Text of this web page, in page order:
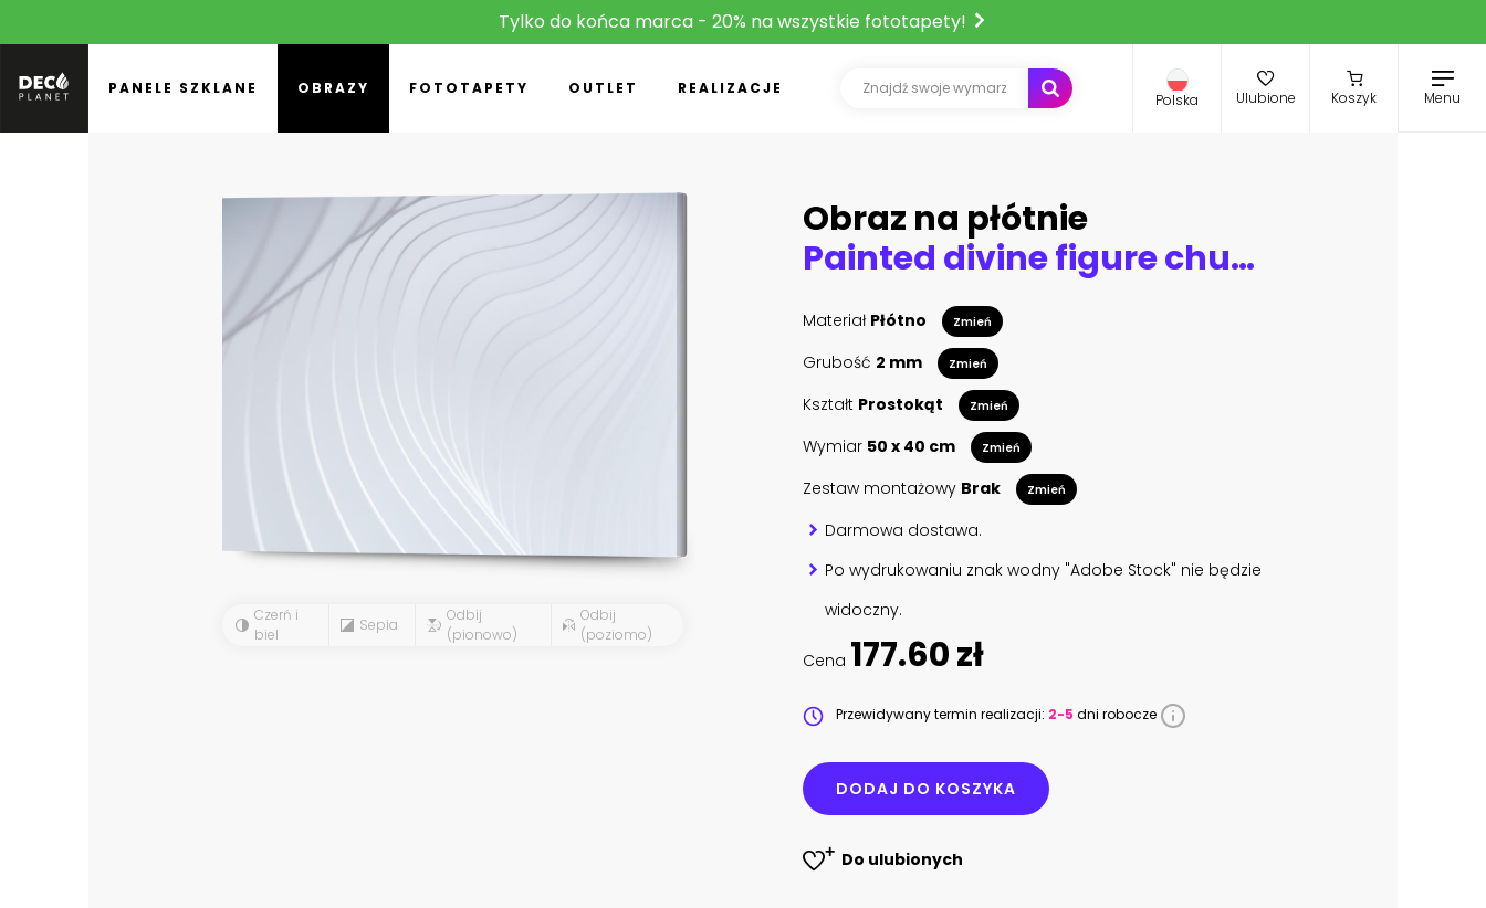
Tylko do końca marca - 20% na wszystkie fototapety!
PANELE SZKLANE OBRAZY FOTOTAPETY OUTLET REALIZACJE
Polska Ulubione Koszyk Menu
Czerń i
biel
Sepia
Odbij
(pionowo)
Odbij
(poziomo)
Obraz na płótnie
Painted divine figure church of San Sebastiano Rome
Materiał Płótno Zmień
Grubość 2 mm Zmień
Kształt Prostokąt Zmień
Wymiar 50 x 40 cm Zmień
Zestaw montażowy Brak Zmień
Darmowa dostawa.
Po wydrukowaniu znak wodny "Adobe Stock" nie będzie
widoczny.
Cena 177.60 zł
Przewidywany termin realizacji: 2-5 dni robocze
DODAJ DO KOSZYKA
Do ulubionych